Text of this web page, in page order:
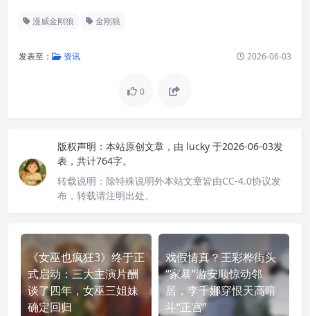
漫威金刚狼 金刚狼
发表至： 资讯 2026-06-03
0
版权声明： 本站原创文章，由 lucky 于2026-06-03发
表，共计764字。
转载说明： 除特殊说明外本站文章皆由CC-4.0协议发
布，转载请注明出处。
《女巫也疯狂3》终于正
式启动：三大主演片酬
谈了四年，女巫三姐妹
确定回归
戏假情真？王彩桦街头
“家暴”游安顺惊动邻
居，李千娜穿恨天高暗
斗“正宫”